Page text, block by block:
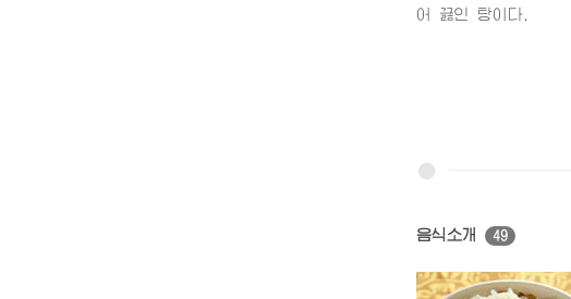
어 끓인 탕이다.
음식소개 49